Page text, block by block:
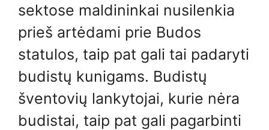
sektose maldininkai nusilenkia
prieš artėdami prie Budos
statulos, taip pat gali tai padaryti
budistų kunigams. Budistų
šventovių lankytojai, kurie nėra
budistai, taip pat gali pagarbinti